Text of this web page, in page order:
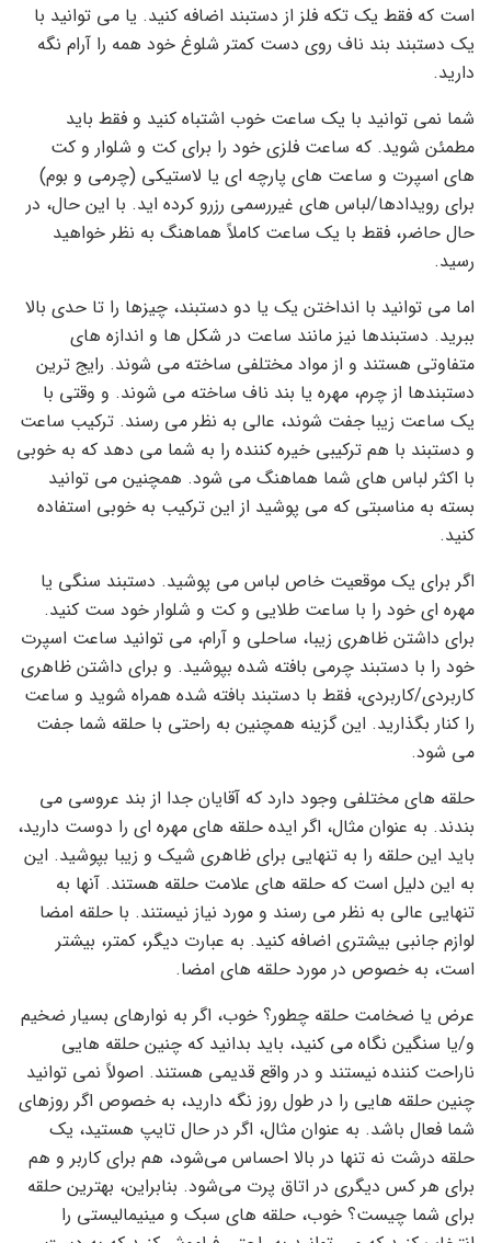
است که فقط یک تکه فلز از دستبند اضافه کنید. یا می توانید با
یک دستبند بند ناف روی دست کمتر شلوغ خود همه را آرام نگه
دارید.
شما نمی توانید با یک ساعت خوب اشتباه کنید و فقط باید
مطمئن شوید. که ساعت فلزی خود را برای کت و شلوار و کت
های اسپرت و ساعت های پارچه ای یا لاستیکی (چرمی و بوم)
برای رویدادها/لباس های غیررسمی رزرو کرده اید. با این حال، در
حال حاضر، فقط با یک ساعت کاملاً هماهنگ به نظر خواهید
رسید.
اما می توانید با انداختن یک یا دو دستبند، چیزها را تا حدی بالا
ببرید. دستبندها نیز مانند ساعت در شکل ها و اندازه های
متفاوتی هستند و از مواد مختلفی ساخته می شوند. رایج ترین
دستبندها از چرم، مهره یا بند ناف ساخته می شوند. و وقتی با
یک ساعت زیبا جفت شوند، عالی به نظر می رسند. ترکیب ساعت
و دستبند با هم ترکیبی خیره کننده را به شما می دهد که به خوبی
با اکثر لباس های شما هماهنگ می شود. همچنین می توانید
بسته به مناسبتی که می پوشید از این ترکیب به خوبی استفاده
کنید.
اگر برای یک موقعیت خاص لباس می پوشید. دستبند سنگی یا
مهره ای خود را با ساعت طلایی و کت و شلوار خود ست کنید.
برای داشتن ظاهری زیبا، ساحلی و آرام، می توانید ساعت اسپرت
خود را با دستبند چرمی بافته شده بپوشید. و برای داشتن ظاهری
کاربردی/کاربردی، فقط با دستبند بافته شده همراه شوید و ساعت
را کنار بگذارید. این گزینه همچنین به راحتی با حلقه شما جفت
می شود.
حلقه های مختلفی وجود دارد که آقایان جدا از بند عروسی می
بندند. به عنوان مثال، اگر ایده حلقه های مهره ای را دوست دارید،
باید این حلقه را به تنهایی برای ظاهری شیک و زیبا بپوشید. این
به این دلیل است که حلقه های علامت حلقه هستند. آنها به
تنهایی عالی به نظر می رسند و مورد نیاز نیستند. با حلقه امضا
لوازم جانبی بیشتری اضافه کنید. به عبارت دیگر، کمتر، بیشتر
است، به خصوص در مورد حلقه های امضا.
عرض یا ضخامت حلقه چطور؟ خوب، اگر به نوارهای بسیار ضخیم
و/یا سنگین نگاه می کنید، باید بدانید که چنین حلقه هایی
ناراحت کننده نیستند و در واقع قدیمی هستند. اصولاً نمی توانید
چنین حلقه هایی را در طول روز نگه دارید، به خصوص اگر روزهای
شما فعال باشد. به عنوان مثال، اگر در حال تایپ هستید، یک
حلقه درشت نه تنها در بالا احساس می‌شود، هم برای کاربر و هم
برای هر کس دیگری در اتاق پرت می‌شود. بنابراین، بهترین حلقه
برای شما چیست؟ خوب، حلقه های سبک و مینیمالیستی را